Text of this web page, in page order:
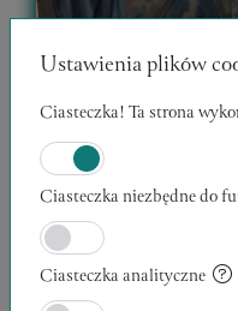
WĘDROWCY 12
30 x 40 x 1 cm
Kazimierz Klicki
Zweryfikowany Artysta
Ustawienia plików
Ciasteczka! Ta strona
Ciasteczka niezbędne do
Ciasteczka analityczne